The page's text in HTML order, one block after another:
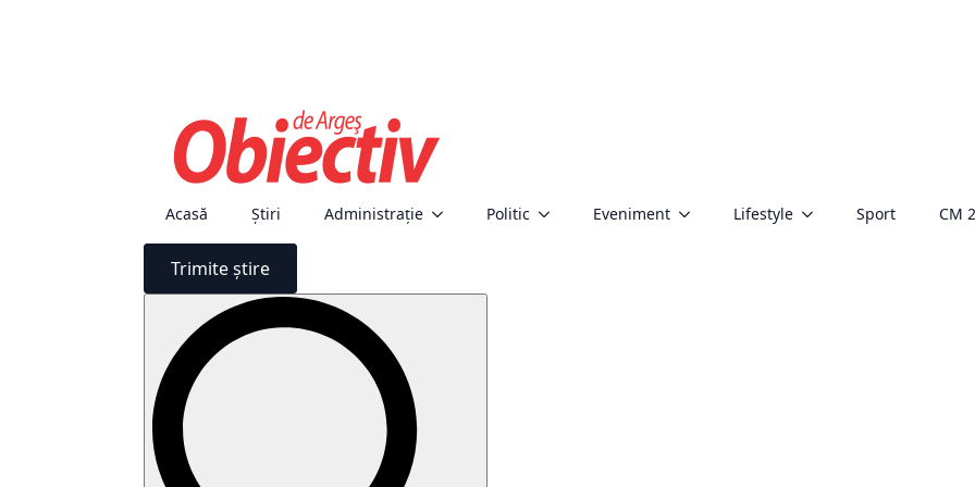
Acasă Știri Administraţie Politic Eveniment Lifestyle Sport CM
Trimite știre